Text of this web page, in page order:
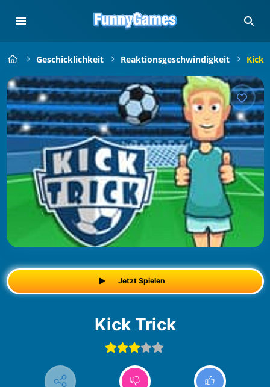
Geschicklichkeit Reaktionsgeschwindigkeit Kick
Jetzt Spielen
Kick Trick